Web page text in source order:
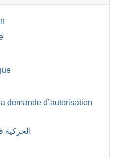
demande d’autorisation